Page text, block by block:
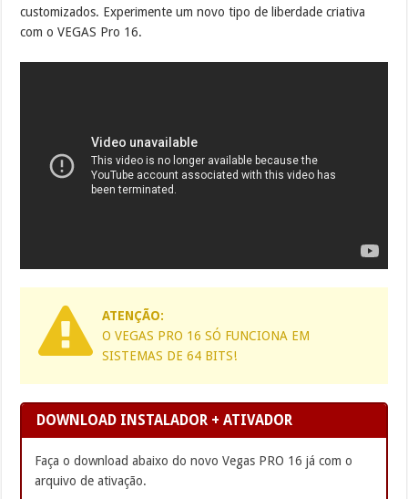
customizados. Experimente um novo tipo de liberdade criativa
com o VEGAS Pro 16.
ATENÇÃO:
O VEGAS PRO 16 SÓ FUNCIONA EM
SISTEMAS DE 64 BITS!
DOWNLOAD INSTALADOR + ATIVADOR
Faça o download abaixo do novo Vegas PRO 16 já com o
arquivo de ativação.